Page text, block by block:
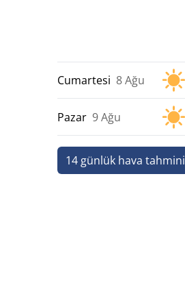
Cumartesi 8 Ağu
Pazar 9 Ağu
14 günlük hava tahmini